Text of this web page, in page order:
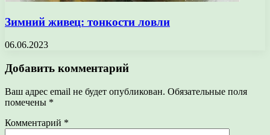
Зимний живец: тонкости ловли
06.06.2023
Добавить комментарий
Ваш адрес email не будет опубликован. Обязательные поля
помечены *
Комментарий *